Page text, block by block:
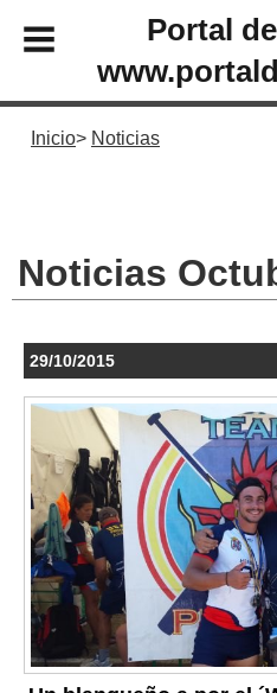
Portal
Inicio Noticias
Noticias
29/10/2015